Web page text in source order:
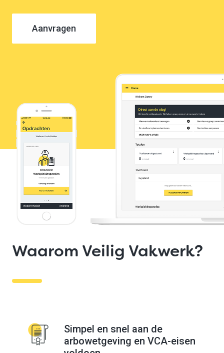
Aanvragen
Waarom Veilig Vakwerk?
Simpel en snel aan de
arbowetgeving en VCA-eisen